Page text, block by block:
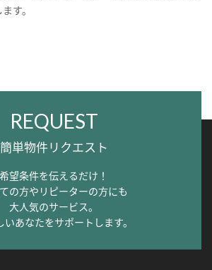
す。
REQUEST
簡単物件リクエスト
希望条件を伝えるだけ！
の方やリピーターの方にも
大人気のサービス。
いあなたをサポートします。